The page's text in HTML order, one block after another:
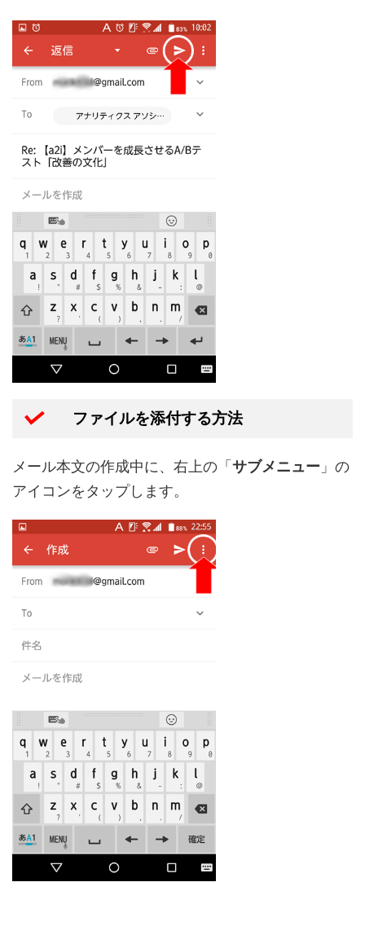
ファイルを添付する方法
メール本文の作成中に、右上の「サブメニュー 」の
アイコンをタップします。